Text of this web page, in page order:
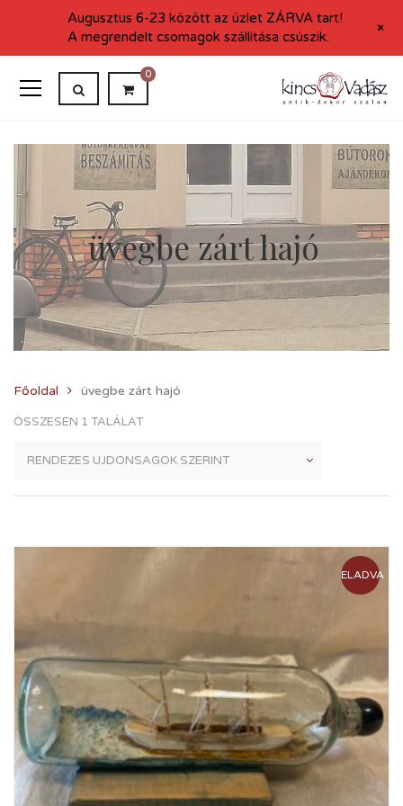
0
üvegbe zárt hajó
Főoldal üvegbe zárt hajó
ÖSSZESEN 1 TALÁLAT
ELADVA
Augusztus 6-23 között az üzlet ZÁRVA tart!
A megrendelt csomagok szállítása csúszik.
+